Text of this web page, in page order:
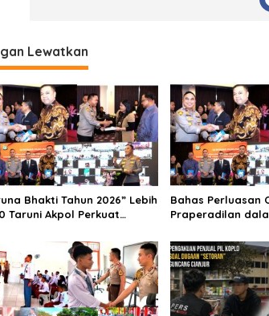
Lewatkan
Bhakti Tahun 2026” Lebih
Taruni Akpol Perkuat
Rakyat
Bahas Perluasan
Praperadilan
Seminar Hukum